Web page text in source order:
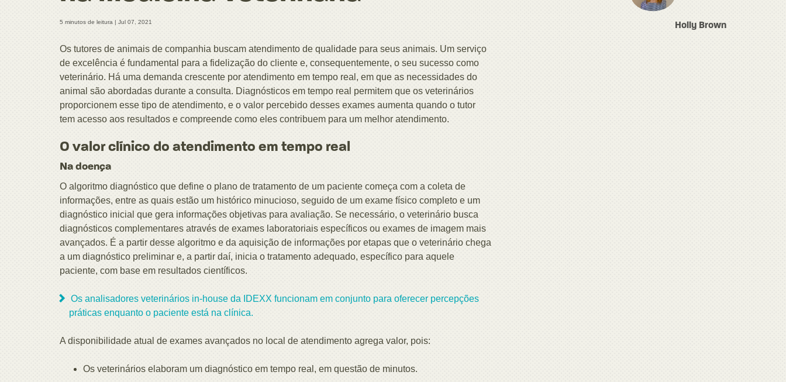
Holly Brown
5 minutos de leitura | Jul 07, 2021
Os tutores de animais de companhia buscam atendimento de qualidade para seus animais. Um serviço
de excelência é fundamental para a fidelização do cliente e, consequentemente, o seu sucesso como
veterinário. Há uma demanda crescente por atendimento em tempo real, em que as necessidades do
animal são abordadas durante a consulta. Diagnósticos em tempo real permitem que os veterinários
proporcionem esse tipo de atendimento, e o valor percebido desses exames aumenta quando o tutor
tem acesso aos resultados e compreende como eles contribuem para um melhor atendimento.
O valor clínico do atendimento em tempo real
Na doença
O algoritmo diagnóstico que define o plano de tratamento de um paciente começa com a coleta de
informações, entre as quais estão um histórico minucioso, seguido de um exame físico completo e um
diagnóstico inicial que gera informações objetivas para avaliação. Se necessário, o veterinário busca
diagnósticos complementares através de exames laboratoriais específicos ou exames de imagem mais
avançados. É a partir desse algoritmo e da aquisição de informações por etapas que o veterinário chega
a um diagnóstico preliminar e, a partir daí, inicia o tratamento adequado, específico para aquele
paciente, com base em resultados científicos.
Os analisadores veterinários in-house da IDEXX funcionam em conjunto para oferecer percepções
práticas enquanto o paciente está na clínica.
A disponibilidade atual de exames avançados no local de atendimento agrega valor, pois:
Os veterinários elaboram um diagnóstico em tempo real, em questão de minutos.